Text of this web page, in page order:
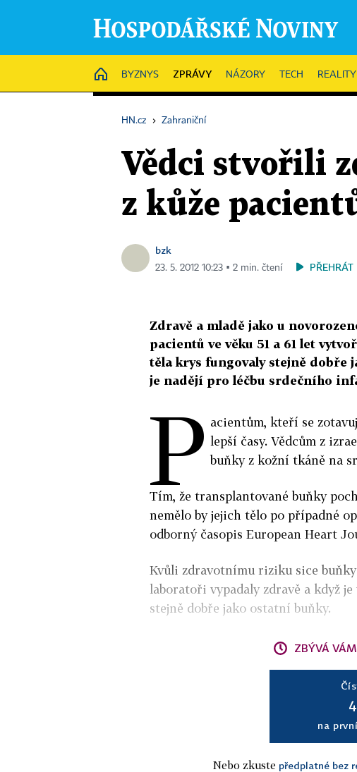
HOME
BYZNYS ZPRÁVY NÁZORY TECH REALITY
HN.cz › Zahraniční
Vědci stvořili
z kůže
bzk
23. 5. 2012 10:23 ▪ 2 min. čtení
Zdravě a mladě jako u
pacientů ve věku 51 a 61 let
těla krys fungovaly stejně dobře
je nadějí pro léčbu srdečního
P acientům, kteří se
lepší časy. Vědcům z
buňky z kožní tkáně na
Tím, že transplantované buňky
nemělo by jejich tělo po případné
odborný časopis European Heart
Kvůli zdravotnímu riziku sice
laboratoři vypadaly zdravě a když
stejně dobře jako ostatní buňky.
ZBÝVÁ
na
Nebo zkuste předplatné bez